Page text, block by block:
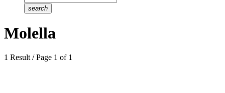
search
Molella
1 Result / Page 1 of 1